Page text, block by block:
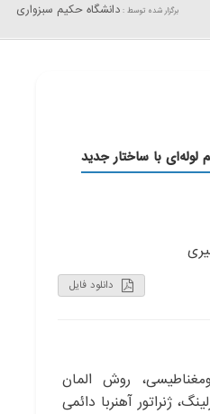
برگزار شده توسط : دانشگاه حکیم سبزواری
لوله‌ای با ساختار جدید
دانلود فایل
روش المان
ژنراتور آهنربا دائمی